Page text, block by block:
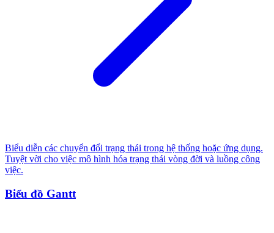
Biểu diễn các chuyển đổi trạng thái trong hệ thống hoặc ứng dụng.
Tuyệt vời cho việc mô hình hóa trạng thái vòng đời và luồng công
việc.
Biểu đồ Gantt